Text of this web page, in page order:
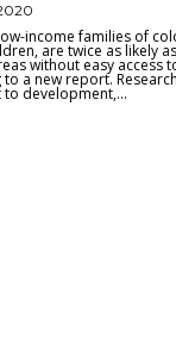
income families of
are twice as likely
without easy access
a new report.
development,...